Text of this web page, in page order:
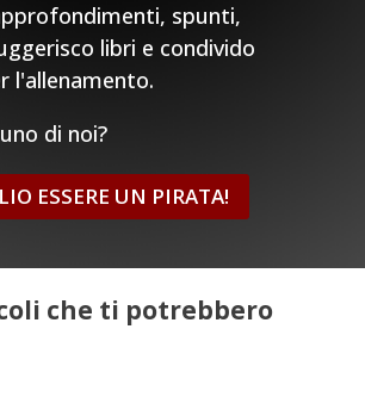
spunti,
libri e condivido
l'allenamento.
di noi?
ESSERE UN PIRATA!
che ti potrebbero